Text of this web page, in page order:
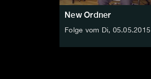
New Ordner
Folge vom Di, 05.05.2015